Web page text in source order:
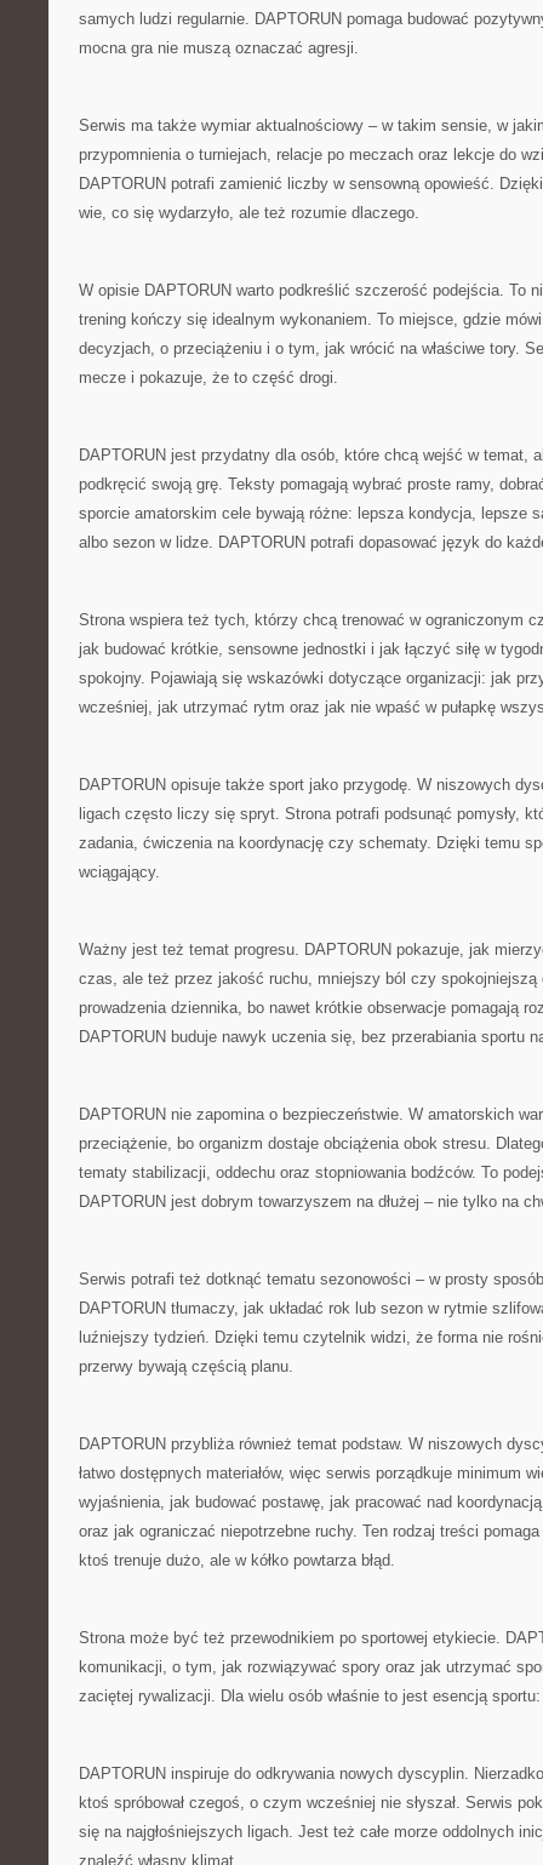
samych ludzi regularnie. DAPTORUN pomaga budować
mocna gra nie muszą oznaczać agresji.
Serwis ma także wymiar aktualnościowy – w takim sensie, w
przypomnienia o turniejach, relacje po meczach oraz lekcje do
DAPTORUN potrafi zamienić liczby w sensowną opowieść.
wie, co się wydarzyło, ale też rozumie dlaczego.
W opisie DAPTORUN warto podkreślić szczerość podejścia. To
trening kończy się idealnym wykonaniem. To miejsce, gdzie
decyzjach, o przeciążeniu i o tym, jak wrócić na właściwe tory.
mecze i pokazuje, że to część drogi.
DAPTORUN jest przydatny dla osób, które chcą wejść w temat,
podkręcić swoją grę. Teksty pomagają wybrać proste ramy,
sporcie amatorskim cele bywają różne: lepsza kondycja, lepsze
albo sezon w lidze. DAPTORUN potrafi dopasować język do
Strona wspiera też tych, którzy chcą trenować w ograniczonym
jak budować krótkie, sensowne jednostki i jak łączyć siłę w
spokojny. Pojawiają się wskazówki dotyczące organizacji: jak
wcześniej, jak utrzymać rytm oraz jak nie wpaść w pułapkę
DAPTORUN opisuje także sport jako przygodę. W niszowych
ligach często liczy się spryt. Strona potrafi podsunąć pomysły,
zadania, ćwiczenia na koordynację czy schematy. Dzięki temu
wciągający.
Ważny jest też temat progresu. DAPTORUN pokazuje, jak
czas, ale też przez jakość ruchu, mniejszy ból czy spokojniejszą
prowadzenia dziennika, bo nawet krótkie obserwacje pomagają
DAPTORUN buduje nawyk uczenia się, bez przerabiania sportu
DAPTORUN nie zapomina o bezpieczeństwie. W amatorskich
przeciążenie, bo organizm dostaje obciążenia obok stresu.
tematy stabilizacji, oddechu oraz stopniowania bodźców. To
DAPTORUN jest dobrym towarzyszem na dłużej – nie tylko na
Serwis potrafi też dotknąć tematu sezonowości – w prosty
DAPTORUN tłumaczy, jak układać rok lub sezon w rytmie
luźniejszy tydzień. Dzięki temu czytelnik widzi, że forma nie
przerwy bywają częścią planu.
DAPTORUN przybliża również temat podstaw. W niszowych
łatwo dostępnych materiałów, więc serwis porządkuje minimum
wyjaśnienia, jak budować postawę, jak pracować nad
oraz jak ograniczać niepotrzebne ruchy. Ten rodzaj treści
ktoś trenuje dużo, ale w kółko powtarza błąd.
Strona może być też przewodnikiem po sportowej etykiecie.
komunikacji, o tym, jak rozwiązywać spory oraz jak utrzymać
zaciętej rywalizacji. Dla wielu osób właśnie to jest esencją
DAPTORUN inspiruje do odkrywania nowych dyscyplin.
ktoś spróbował czegoś, o czym wcześniej nie słyszał. Serwis
się na najgłośniejszych ligach. Jest też całe morze oddolnych
znaleźć własny klimat.